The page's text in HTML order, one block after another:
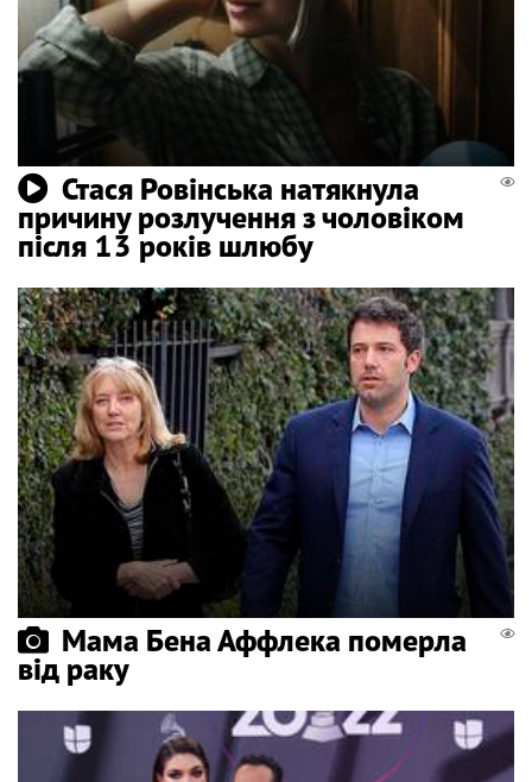
Стася Ровінська натякнула
причину розлучення з чоловіком
після 13 років шлюбу
Мама Бена Аффлека померла
від раку